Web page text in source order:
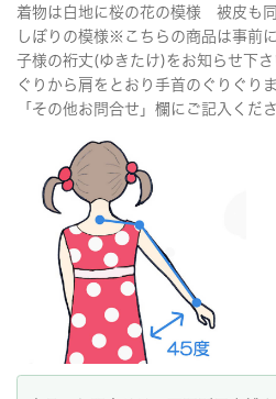
着物は白地に桜の花の模様 被皮も
しぼりの模様※こちらの商品は事前
子様の裄丈(ゆきたけ)をお知らせ下
ぐりから肩をとおり手首のぐりぐり
「その他お問合せ」欄にご記入くだ